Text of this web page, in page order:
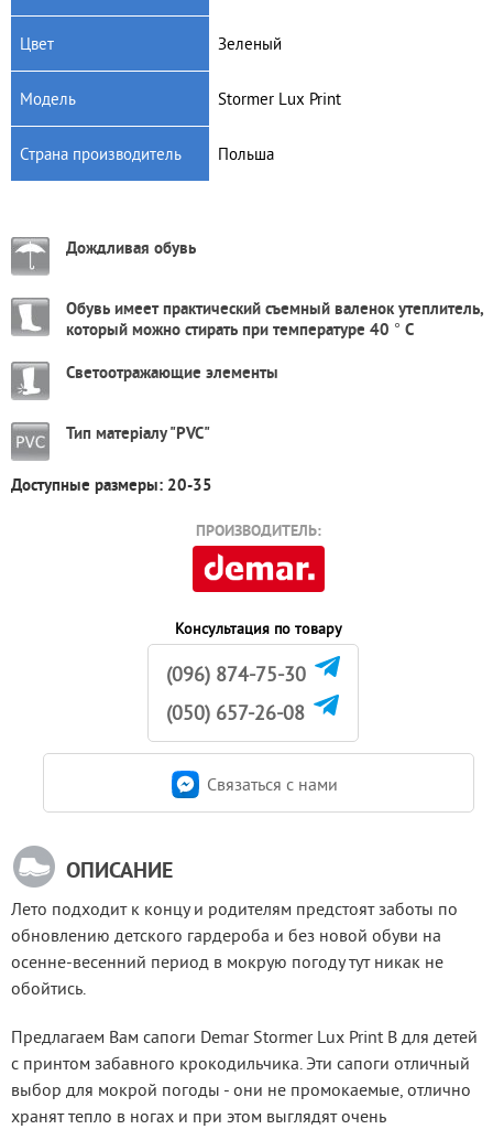
Цвет Зеленый
Модель Stormer Lux Print
Страна производитель Польша
Дождливая обувь
Обувь имеет практический съемный валенок утеплитель,
который можно стирать при температуре 40 ° С
Светоотражающие элементы
Тип матеріалу "PVC"
Доступные размеры: 20-35
ПРОИЗВОДИТЕЛЬ:
Консультация по товару
(096) 874-75-30
(050) 657-26-08
Связаться c нами
ОПИСАНИЕ
Лето подходит к концу и родителям предстоят заботы по
обновлению детского гардероба и без новой обуви на
осенне-весенний период в мокрую погоду тут никак не
обойтись.
Предлагаем Вам сапоги Demar Stormer Lux Print B для детей
с принтом забавного крокодильчика. Эти сапоги отличный
выбор для мокрой погоды - они не промокаемые, отлично
хранят тепло в ногах и при этом выглядят очень